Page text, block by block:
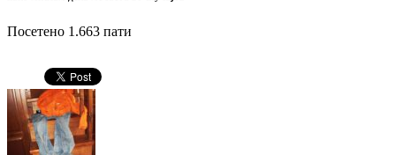
Посетено 1.663 пати